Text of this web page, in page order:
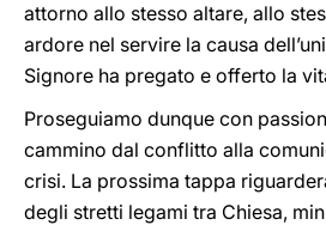
attorno allo stesso altare, allo
ardore nel servire la causa
Signore ha pregato e offerto la
Proseguiamo dunque con
cammino dal conflitto alla
crisi. La prossima tappa
degli stretti legami tra Chiesa,